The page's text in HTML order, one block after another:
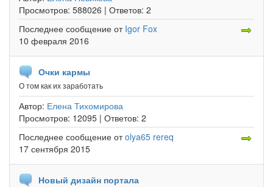
Просмотров: 588026 | Ответов: 2
Последнее сообщение от Igor Fox
10 февраля 2016
Очки кармы
О том как их заработать
Автор: Елена Тихомирова
Просмотров: 12095 | Ответов: 2
Последнее сообщение отolya65 rereq
17 сентября 2015
Новый дизайн портала